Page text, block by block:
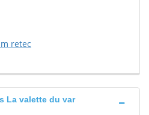
retec
La valette du var